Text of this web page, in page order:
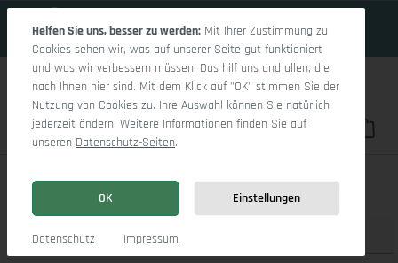
Du hast 0
Casco Ecksofa LO Medium R
Produktbilder
Helfen Sie uns, besser zu werden: Mit Ihrer Zustimmung zu
Cookies sehen wir, was auf unserer Seite gut funktioniert
und was wir verbessern müssen. Das hilf uns und allen, die
nach Ihnen hier sind. Mit dem Klick auf "OK" stimmen Sie der
Nutzung von Cookies zu. Ihre Auswahl können Sie natürlich
jederzeit ändern. Weitere Informationen finden Sie auf
unseren Datenschutz-Seiten.
OK Einstellungen
Datenschutz Impressum